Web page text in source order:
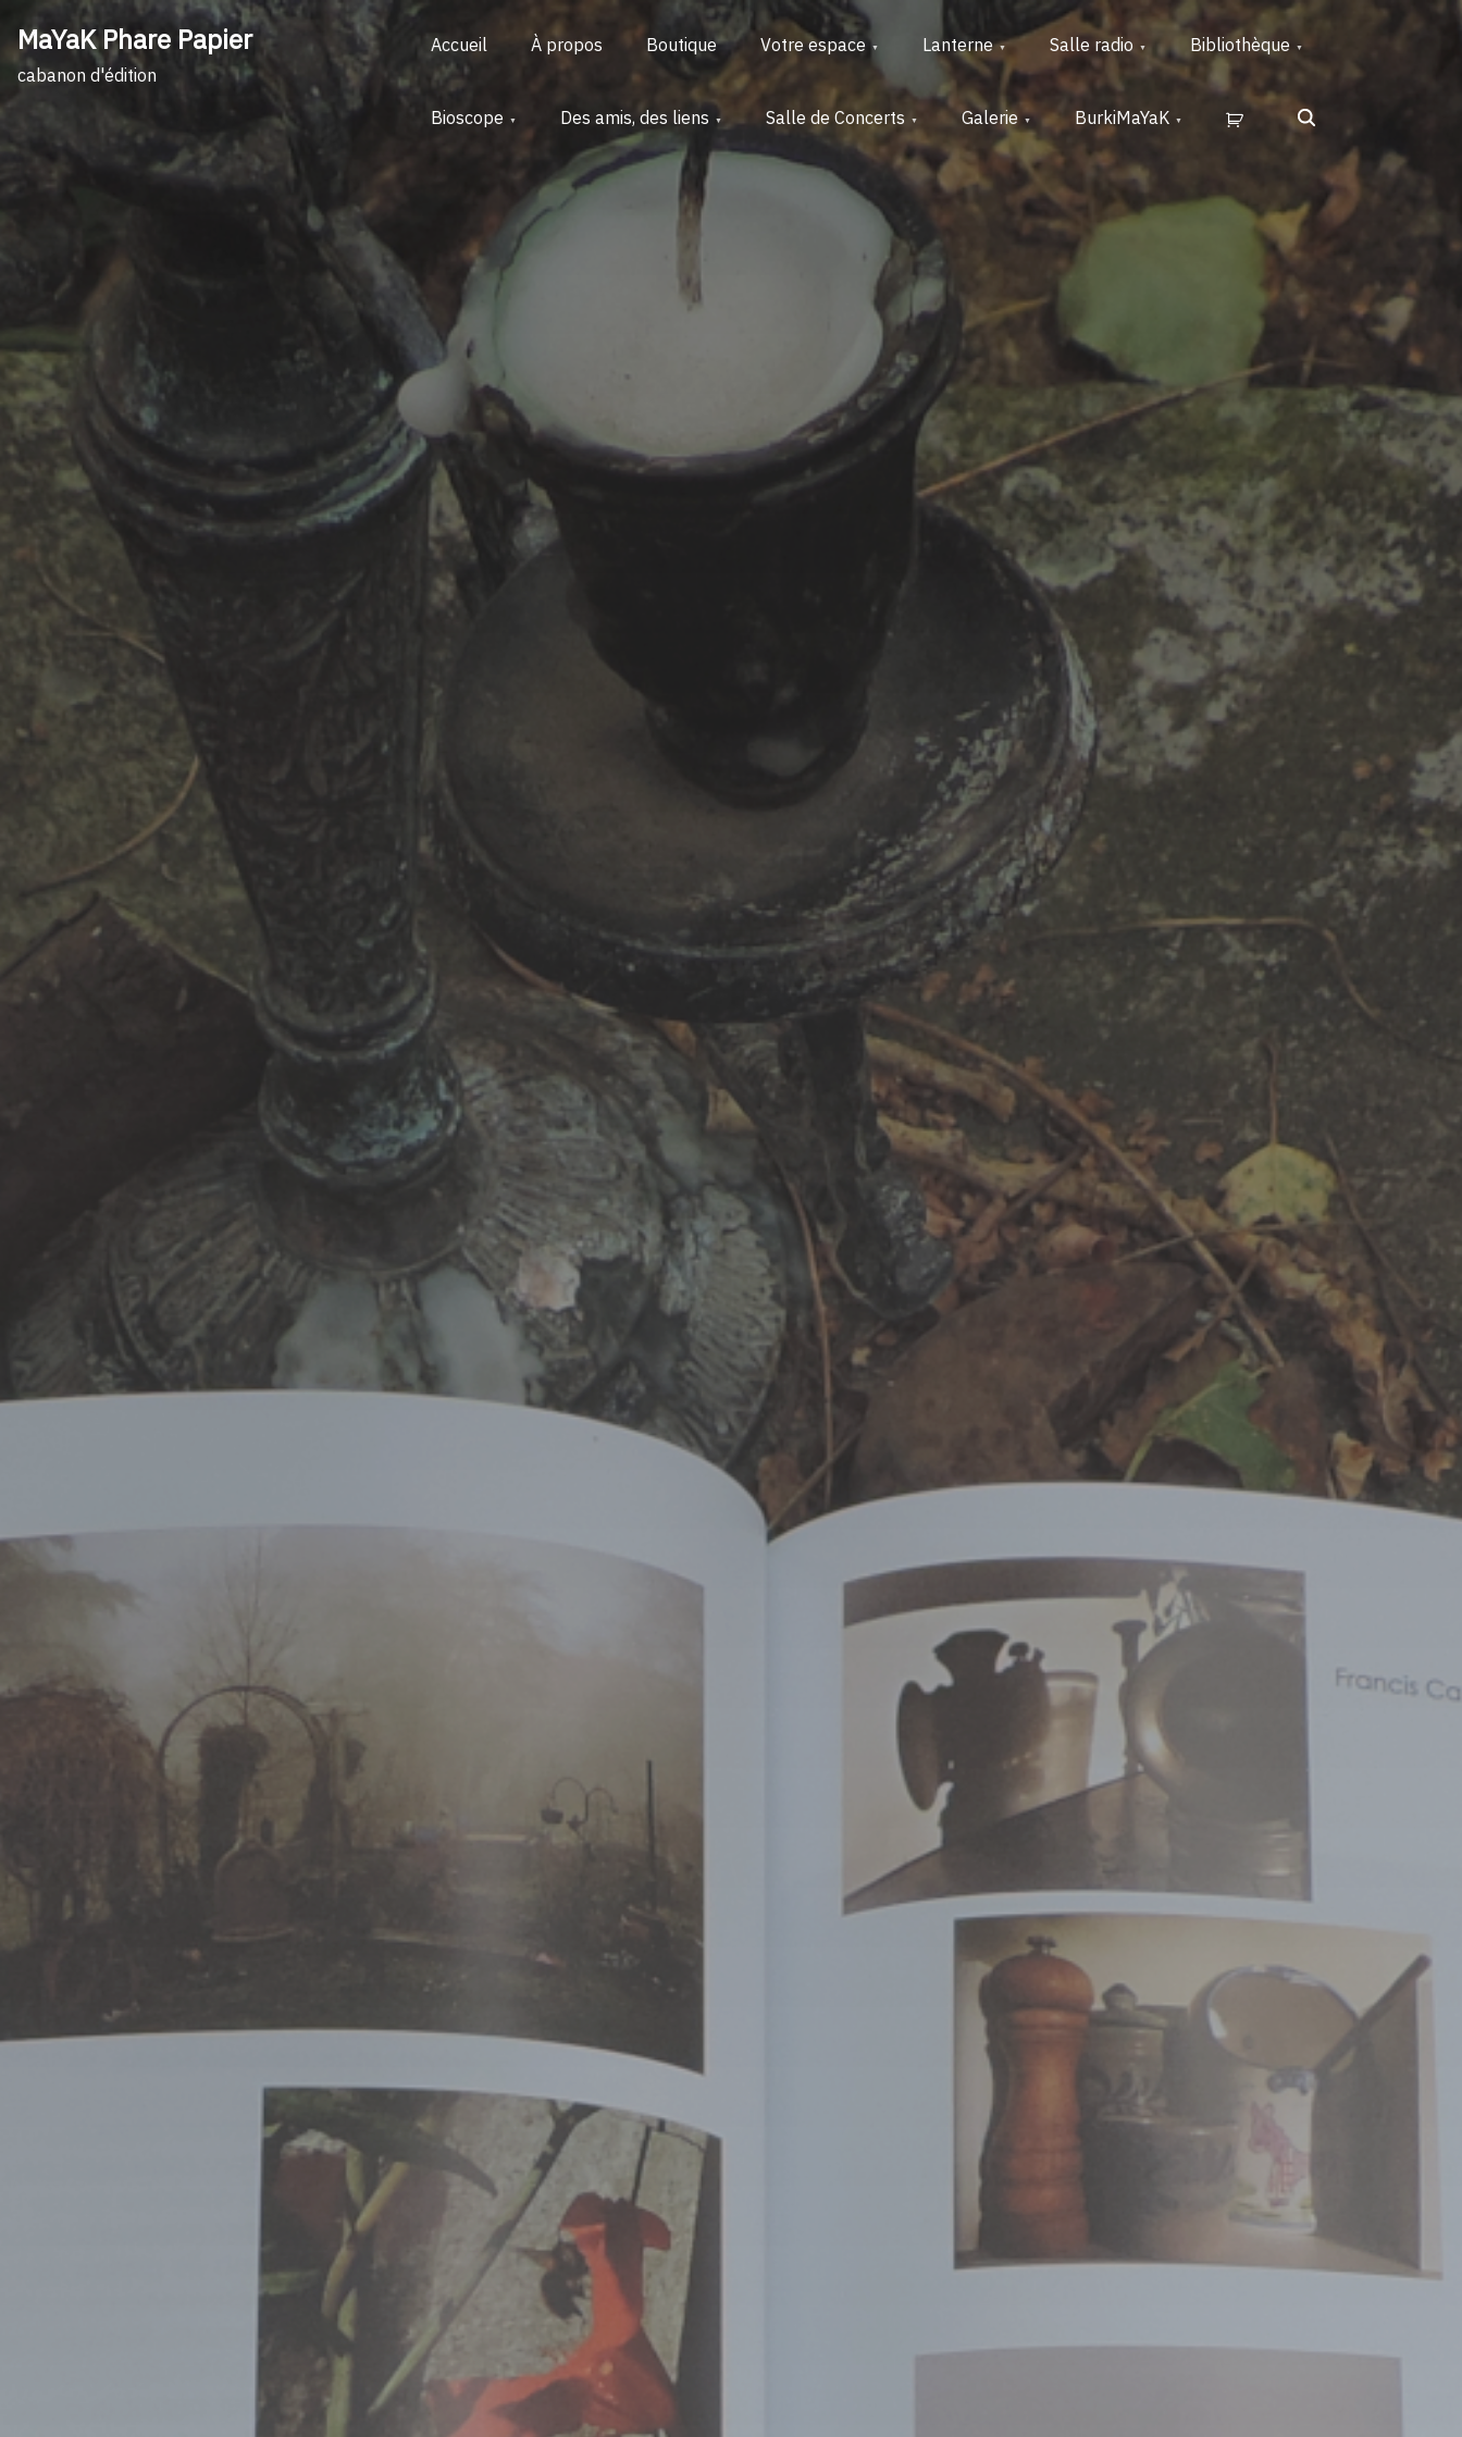
to
content
MaYaK Phare Papier
cabanon d'édition
Accueil À propos Boutique Votre espace Lanterne Salle radio Bibliothèque
Bioscope Des amis, des liens Salle de Concerts Galerie BurkiMaYaK Search